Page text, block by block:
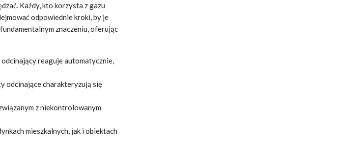
Każdy, kto korzysta z gazu
odpowiednie kroki, by je
znaczeniu, oferując
reaguje automatycznie,
odcinające charakteryzują się
z niekontrolowanym
mieszkalnych, jak i obiektach